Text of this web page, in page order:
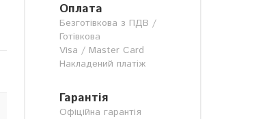
Оплата
Безготівкова з ПДВ /
Готівкова
Visa / Master Card
Накладений платіж
Гарантія
Офіційна гарантія